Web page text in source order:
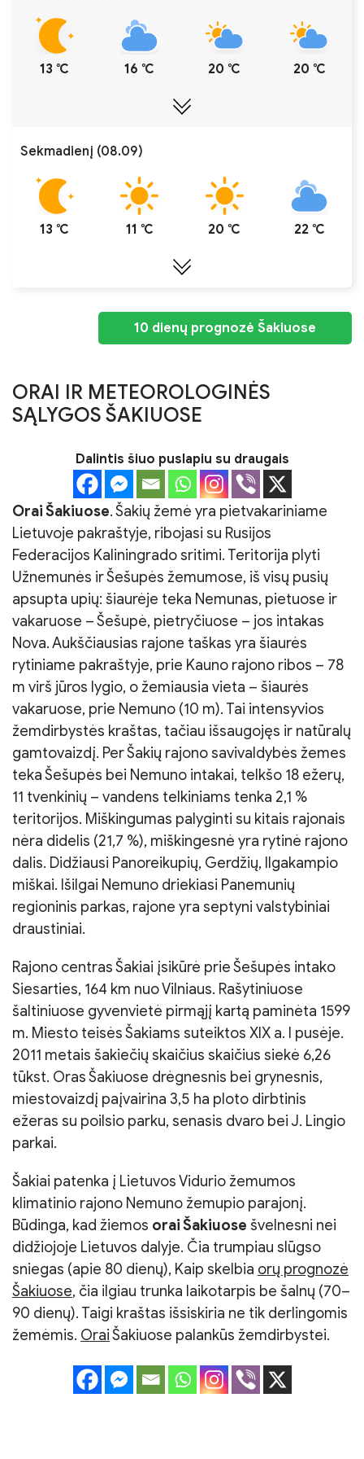
13 ℃ 16 ℃ 20 ℃ 20 ℃
Sekmadienį (08.09)
13 ℃ 11 ℃ 20 ℃ 22 ℃
10 dienų prognozė Šakiuose
ORAI IR METEOROLOGINĖS
SĄLYGOS ŠAKIUOSE
Dalintis šiuo puslapiu su draugais
Orai Šakiuose. Šakių žemė yra pietvakariniame
Lietuvoje pakraštyje, ribojasi su Rusijos
Federacijos Kaliningrado sritimi. Teritorija plyti
Užnemunės ir Šešupės žemumose, iš visų pusių
apsupta upių: šiaurėje teka Nemunas, pietuose ir
vakaruose – Šešupė, pietryčiuose – jos intakas
Nova. Aukščiausias rajone taškas yra šiaurės
rytiniame pakraštyje, prie Kauno rajono ribos – 78
m virš jūros lygio, o žemiausia vieta – šiaurės
vakaruose, prie Nemuno (10 m). Tai intensyvios
žemdirbystės kraštas, tačiau išsaugojęs ir natūralų
gamtovaizdį. Per Šakių rajono savivaldybės žemes
teka Šešupės bei Nemuno intakai, telkšo 18 ežerų,
11 tvenkinių – vandens telkiniams tenka 2,1 %
teritorijos. Miškingumas palyginti su kitais rajonais
nėra didelis (21,7 %), miškingesnė yra rytinė rajono
dalis. Didžiausi Panoreikupių, Gerdžių, Ilgakampio
miškai. Išilgai Nemuno driekiasi Panemunių
regioninis parkas, rajone yra septyni valstybiniai
draustiniai.
Rajono centras Šakiai įsikūrė prie Šešupės intako
Siesarties, 164 km nuo Vilniaus. Rašytiniuose
šaltiniuose gyvenvietė pirmąjį kartą paminėta 1599
m. Miesto teisės Šakiams suteiktos XIX a. I pusėje.
2011 metais šakiečių skaičius skaičius siekė 6,26
tūkst. Oras Šakiuose drėgnesnis bei grynesnis,
miestovaizdį paįvairina 3,5 ha ploto dirbtinis
ežeras su poilsio parku, senasis dvaro bei J. Lingio
parkai.
Šakiai patenka į Lietuvos Vidurio žemumos
klimatinio rajono Nemuno žemupio parajonį.
Būdinga, kad žiemos orai Šakiuose švelnesni nei
didžiojoje Lietuvos dalyje. Čia trumpiau slūgso
sniegas (apie 80 dienų), Kaip skelbia orų prognozė
Šakiuose, čia ilgiau trunka laikotarpis be šalnų (70–
90 dienų). Taigi kraštas išsiskiria ne tik derlingomis
žemėmis. OraiŠakiuose palankūs žemdirbystei.